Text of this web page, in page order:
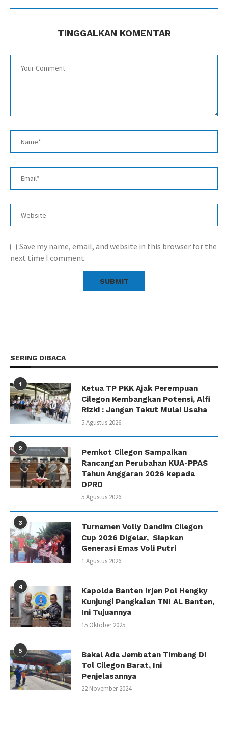
TINGGALKAN KOMENTAR
Save my name, email, and website in this browser for the
next time I comment.
SERING DIBACA
1
Ketua TP PKK Ajak Perempuan
Cilegon Kembangkan Potensi, Alfi
Rizki : Jangan Takut Mulai Usaha
5 Agustus 2026
2
Pemkot Cilegon Sampaikan
Rancangan Perubahan KUA-PPAS
Tahun Anggaran 2026 kepada
DPRD
5 Agustus 2026
3
Turnamen Volly Dandim Cilegon
Cup 2026 Digelar, Siapkan
Generasi Emas Voli Putri
1 Agustus 2026
4
Kapolda Banten Irjen Pol Hengky
Kunjungi Pangkalan TNI AL Banten,
Ini Tujuannya
15 Oktober 2025
5
Bakal Ada Jembatan Timbang Di
Tol Cilegon Barat, Ini
Penjelasannya
22 November 2024